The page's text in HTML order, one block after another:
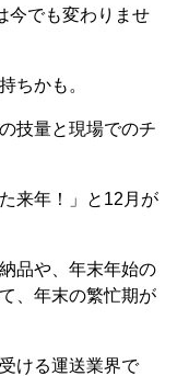
今でも変わりませ
ちかも。
技量と現場でのチ
来年！」と12月が
品や、年末年始の
、年末の繁忙期が
ける運送業界で